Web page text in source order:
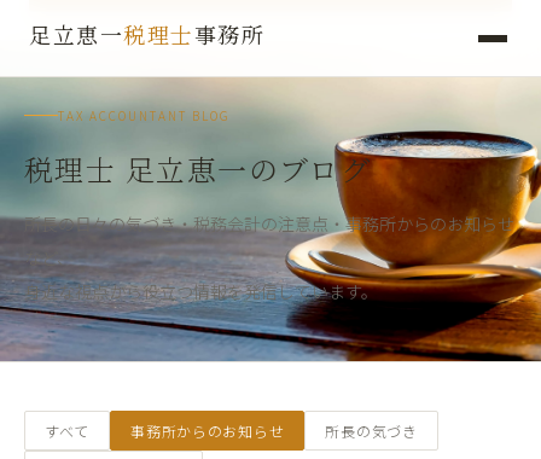
足立恵一税理士事務所
TAX ACCOUNTANT BLOG
税理士 足立恵一のブログ
所長の日々の気づき・税務会計の注意点・事務所からのお知らせ
など、
身近な視点から役立つ情報を発信しています。
すべて 事務所からのお知らせ
所長の気づき